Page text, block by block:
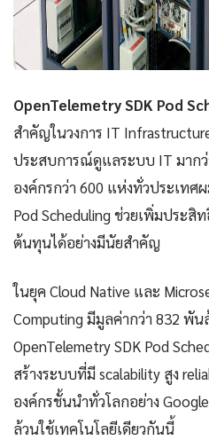
OpenTelemetry SDK Pod
สำคัญในวงการ IT
ประสบการณ์ดูแลระบบ IT มาก
องค์กรกว่า 600 แห่งทั่วประเทศ
Pod Scheduling ช่วยเพิ่มประสิ
ต้นทุนได้อย่างมีนัยสำคัญ
ในยุค Cloud Native และ
Computing มีมูลค่ากว่า 832 พัน
OpenTelemetry SDK Pod
สร้างระบบที่มี scalability สูง
องค์กรชั้นนำทั่วโลกอย่าง
ล้วนใช้เทคโนโลยีเดียวกันนี้